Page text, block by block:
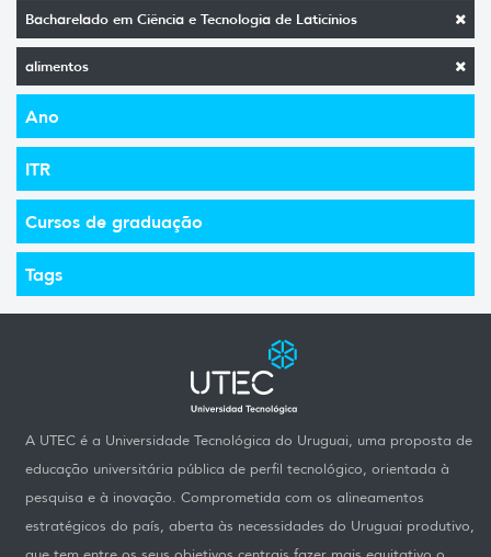
Bacharelado em Ciência e Tecnologia de Laticínios
alimentos
Ano
ITR
Cursos de graduação
Tags
A UTEC é a Universidade Tecnológica do Uruguai, uma proposta de
educação universitária pública de perfil tecnológico, orientada à
pesquisa e à inovação. Comprometida com os alineamentos
estratégicos do país, aberta às necessidades do Uruguai produtivo,